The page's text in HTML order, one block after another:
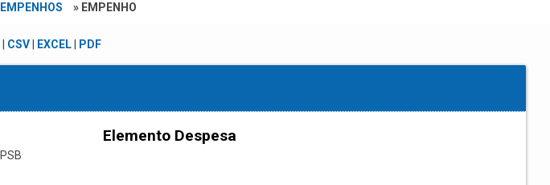
EMPENHOS » EMPENHO
CSV| EXCEL| PDF
Elemento Despesa